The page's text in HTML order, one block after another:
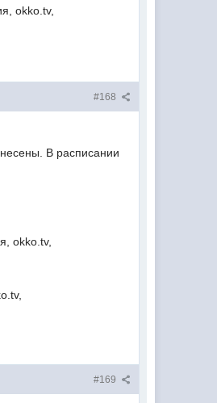
okko.tv,
#168
В расписании
okko.tv,
#169